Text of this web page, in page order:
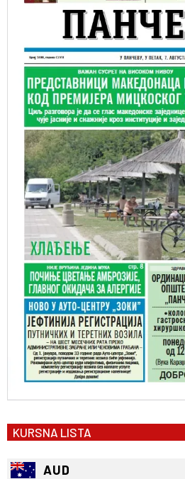
KURSNA LISTA
AUD